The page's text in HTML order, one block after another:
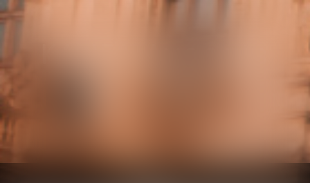
KALIFA Avocats